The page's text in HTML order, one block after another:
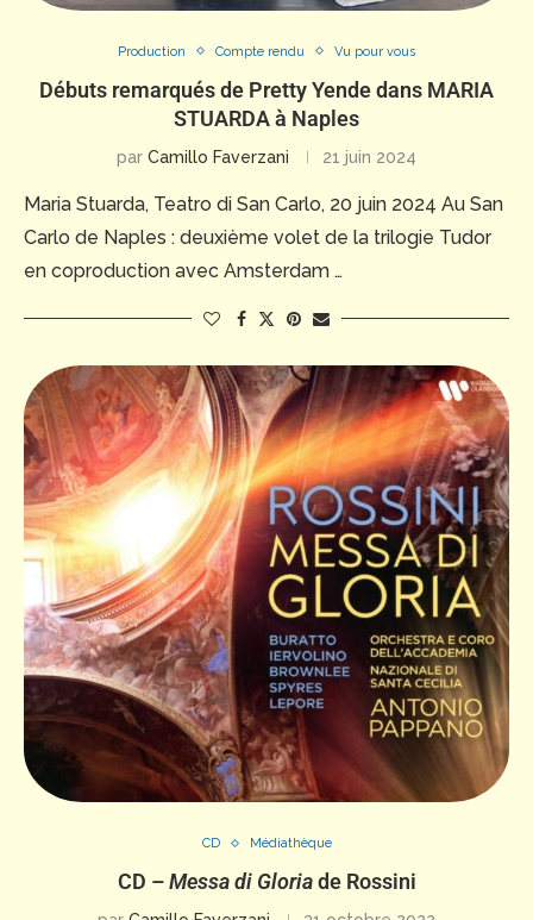
Production Compte rendu Vu pour vous
Débuts remarqués de Pretty Yende dans MARIA
STUARDA à Naples
par Camillo Faverzani 21 juin 2024
Maria Stuarda, Teatro di San Carlo, 20 juin 2024 Au San
Carlo de Naples : deuxième volet de la trilogie Tudor
en coproduction avec Amsterdam …
CD Médiathèque
CD –Messa di Gloriade Rossini